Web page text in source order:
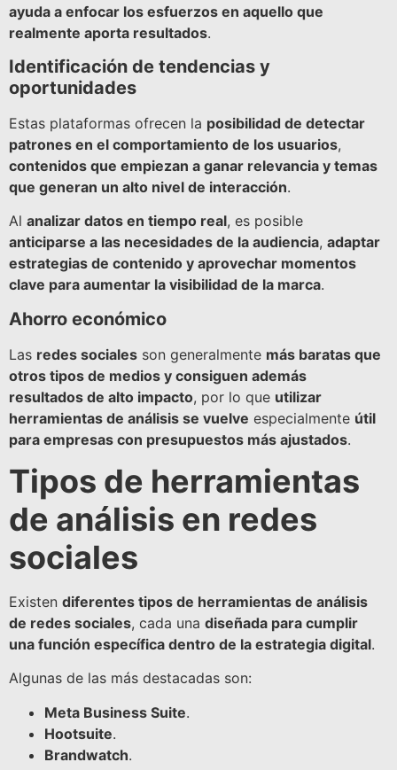
ayuda a enfocar los esfuerzos en aquello que
realmente aporta resultados.
Identificación de tendencias y
oportunidades
Estas plataformas ofrecen la posibilidad de detectar
patrones en el comportamiento de los usuarios,
contenidos que empiezan a ganar relevancia y temas
que generan un alto nivel de interacción.
Al analizar datos en tiempo real, es posible
anticiparse a las necesidades de la audiencia, adaptar
estrategias de contenido y aprovechar momentos
clave para aumentar la visibilidad de la marca.
Ahorro económico
Las redes sociales son generalmente más baratas que
otros tipos de medios y consiguen además
resultados de alto impacto, por lo que utilizar
herramientas de análisis se vuelve especialmente útil
para empresas con presupuestos más ajustados.
Tipos de herramientas
de análisis en redes
sociales
Existen diferentes tipos de herramientas de análisis
de redes sociales, cada una diseñada para cumplir
una función específica dentro de la estrategia digital.
Algunas de las más destacadas son:
Meta Business Suite.
Hootsuite.
Brandwatch.